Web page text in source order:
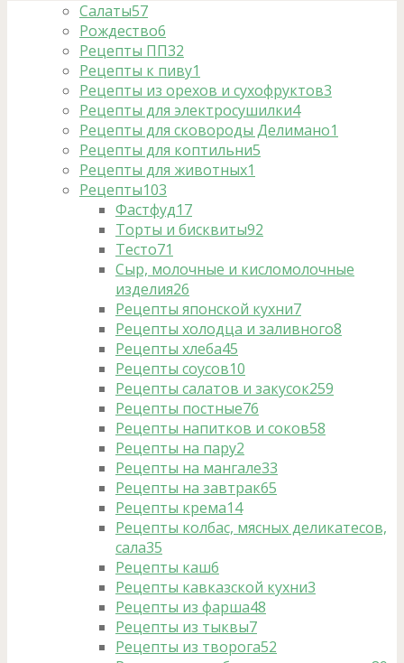
Салаты57
Рождество6
Рецепты ПП32
Рецепты к пиву1
Рецепты из орехов и сухофруктов3
Рецепты для электросушилки4
Рецепты для сковороды Делимано1
Рецепты для коптильни5
Рецепты для животных1
Рецепты103
Фастфуд17
Торты и бисквиты92
Тесто71
Сыр, молочные и кисломолочные
изделия26
Рецепты японской кухни7
Рецепты холодца и заливного8
Рецепты хлеба45
Рецепты соусов10
Рецепты салатов и закусок259
Рецепты постные76
Рецепты напитков и соков58
Рецепты на пару2
Рецепты на мангале33
Рецепты на завтрак65
Рецепты крема14
Рецепты колбас, мясных деликатесов,
сала35
Рецепты каш6
Рецепты кавказской кухни3
Рецепты из фарша48
Рецепты из тыквы7
Рецепты из творога52